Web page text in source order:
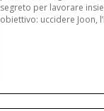
segreto per lavorare
obiettivo: uccidere Joon,